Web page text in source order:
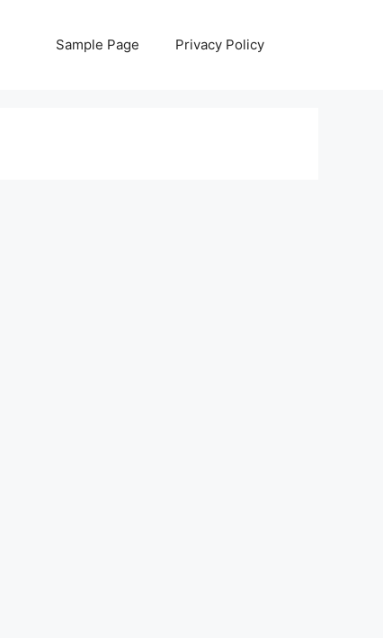
Sample Page Privacy Policy